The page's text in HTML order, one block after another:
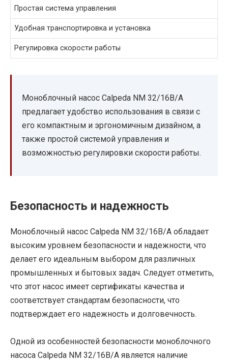
Простая система управления
Удобная транспортировка и установка
Регулировка скорости работы
Моноблочный насос Calpeda NM 32/16B/A
предлагает удобство использования в связи с
его компактным и эргономичным дизайном, а
также простой системой управления и
возможностью регулировки скорости работы.
Безопасность и надежность
Моноблочный насос Calpeda NM 32/16B/A обладает
высоким уровнем безопасности и надежности, что
делает его идеальным выбором для различных
промышленных и бытовых задач. Следует отметить,
что этот насос имеет сертификаты качества и
соответствует стандартам безопасности, что
подтверждает его надежность и долговечность.
Одной из особенностей безопасности моноблочного
насоса Calpeda NM 32/16B/A является наличие